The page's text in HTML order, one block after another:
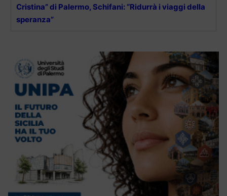
Cristina” di Palermo, Schifani: “Ridurrà i viaggi della
speranza”